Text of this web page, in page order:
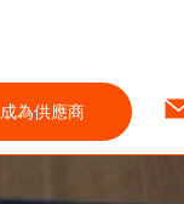
成為供應商